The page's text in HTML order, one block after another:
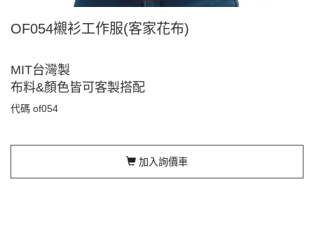
OF054襯衫工作服(客家花布)
MIT台灣製
布料&顏色皆可客製搭配
代碼 of054
加入詢價車